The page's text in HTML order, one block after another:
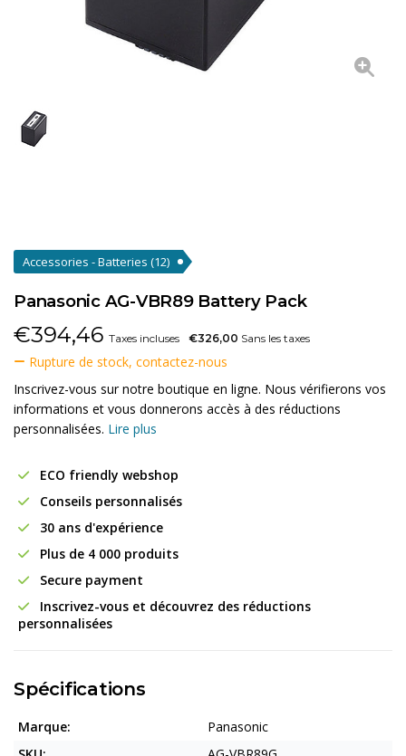
Accessories - Batteries (12)
Panasonic AG-VBR89 Battery Pack
€394,46 Taxes incluses €326,00 Sans les taxes
Rupture de stock, contactez-nous
Inscrivez-vous sur notre boutique en ligne. Nous vérifierons vos
informations et vous donnerons accès à des réductions
personnalisées. Lire plus
ECO friendly webshop
Conseils personnalisés
30 ans d'expérience
Plus de 4 000 produits
Secure payment
Inscrivez-vous et découvrez des réductions
personnalisées
Spécifications
Marque:
Panasonic